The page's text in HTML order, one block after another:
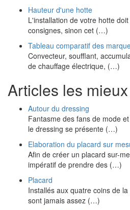
Hauteur d'une hotte
L'installation de votre hotte
consignes, sinon cet (…)
Tableau comparatif des
Convecteur, soufflant,
de chauffage électrique, (…)
Articles les
Autour du dressing
Fantasme des fans de mode
le dressing se présente (…)
Elaboration du placard sur
Afin de créer un placard sur-
impératif de prendre des (…)
Placard
Installés aux quatre coins de
sont jamais assez (…)